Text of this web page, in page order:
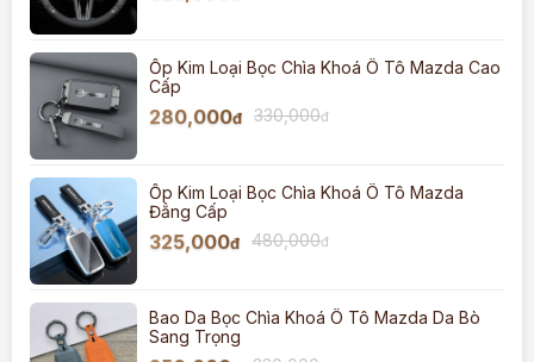
Ốp Kim Loại Bọc Chìa Khoá Ô Tô Mazda Cao
Cấp
280,000đ 330,000đ
Ốp Kim Loại Bọc Chìa Khoá Ô Tô Mazda
Đẳng Cấp
325,000đ 480,000đ
Bao Da Bọc Chìa Khoá Ô Tô Mazda Da Bò
Sang Trọng